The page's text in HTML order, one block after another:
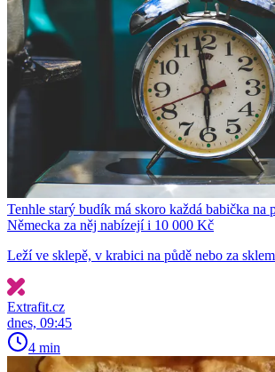
Tenhle starý budík má skoro každá babička na
Německa za něj nabízejí i 10 000 Kč
Leží ve sklepě, v krabici na půdě nebo za
Extrafit.cz
dnes, 09:45
4 min